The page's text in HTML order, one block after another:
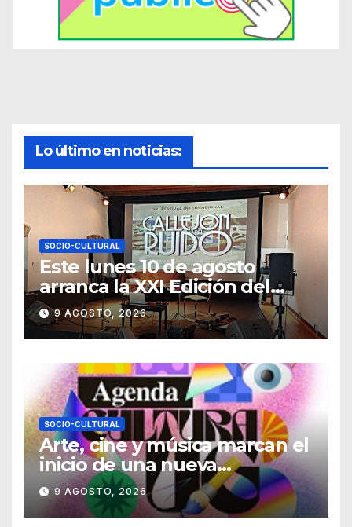
Lo último en noticias:
SOCIO-CULTURAL
Este lunes 10 de agosto
arranca la XXI Edición del
Festival Internacional
Callejón del Ruido
9 AGOSTO, 2026
SOCIO-CULTURAL
Arte, cine y música marcan el
inicio de una nueva
temporada cultural en la UG
9 AGOSTO, 2026